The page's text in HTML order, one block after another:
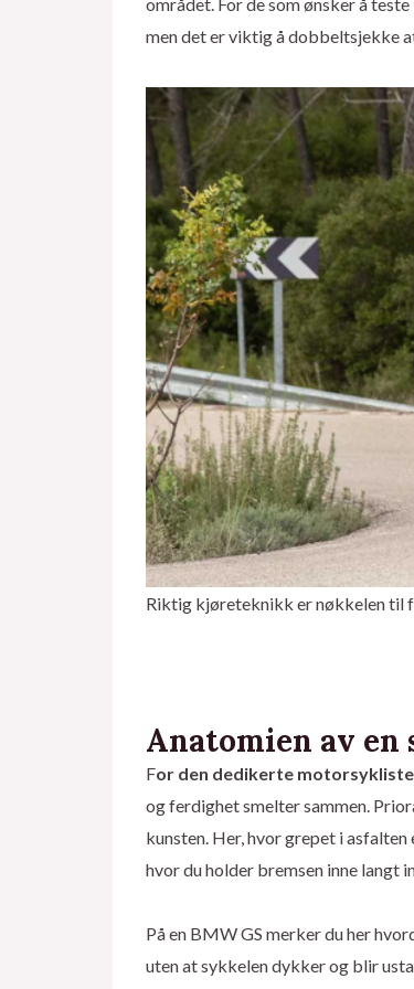
men det er viktig å dobbeltsjekke
Riktig kjøreteknikk er nøkkelen til
Anatomien av
For den dedikerte
og ferdighet smelter sammen.
kunsten. Her, hvor grepet i
hvor du holder bremsen inne langt
På en BMW GS merker du her
uten at sykkelen dykker og blir